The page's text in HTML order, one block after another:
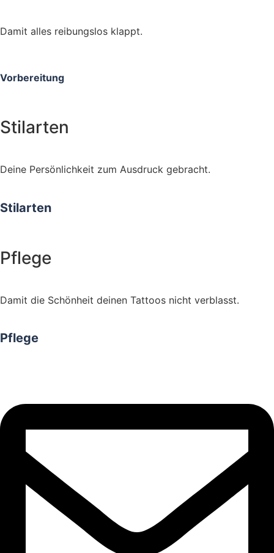
Damit alles reibungslos klappt.
Vorbereitung
Stilarten
Deine Persönlichkeit zum Ausdruck gebracht.
Stilarten
Pflege
Damit die Schönheit deinen Tattoos nicht verblasst.
Pflege